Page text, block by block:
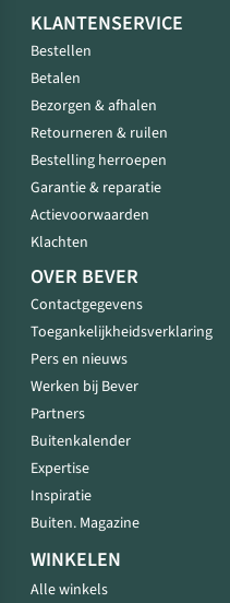
KLANTENSERVICE
Bestellen
Betalen
Bezorgen & afhalen
Retourneren & ruilen
Bestelling herroepen
Garantie & reparatie
Actievoorwaarden
Klachten
OVER BEVER
Contactgegevens
Toegankelijkheidsverklaring
Pers en nieuws
Werken bij Bever
Partners
Buitenkalender
Expertise
Inspiratie
Buiten. Magazine
WINKELEN
Alle winkels